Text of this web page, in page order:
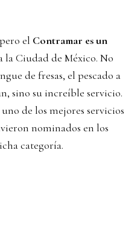
el Contramar es un
la Ciudad de México. No
de fresas, el pescado a
sino su increíble servicio.
de los mejores servicios
nominados en los
categoría.